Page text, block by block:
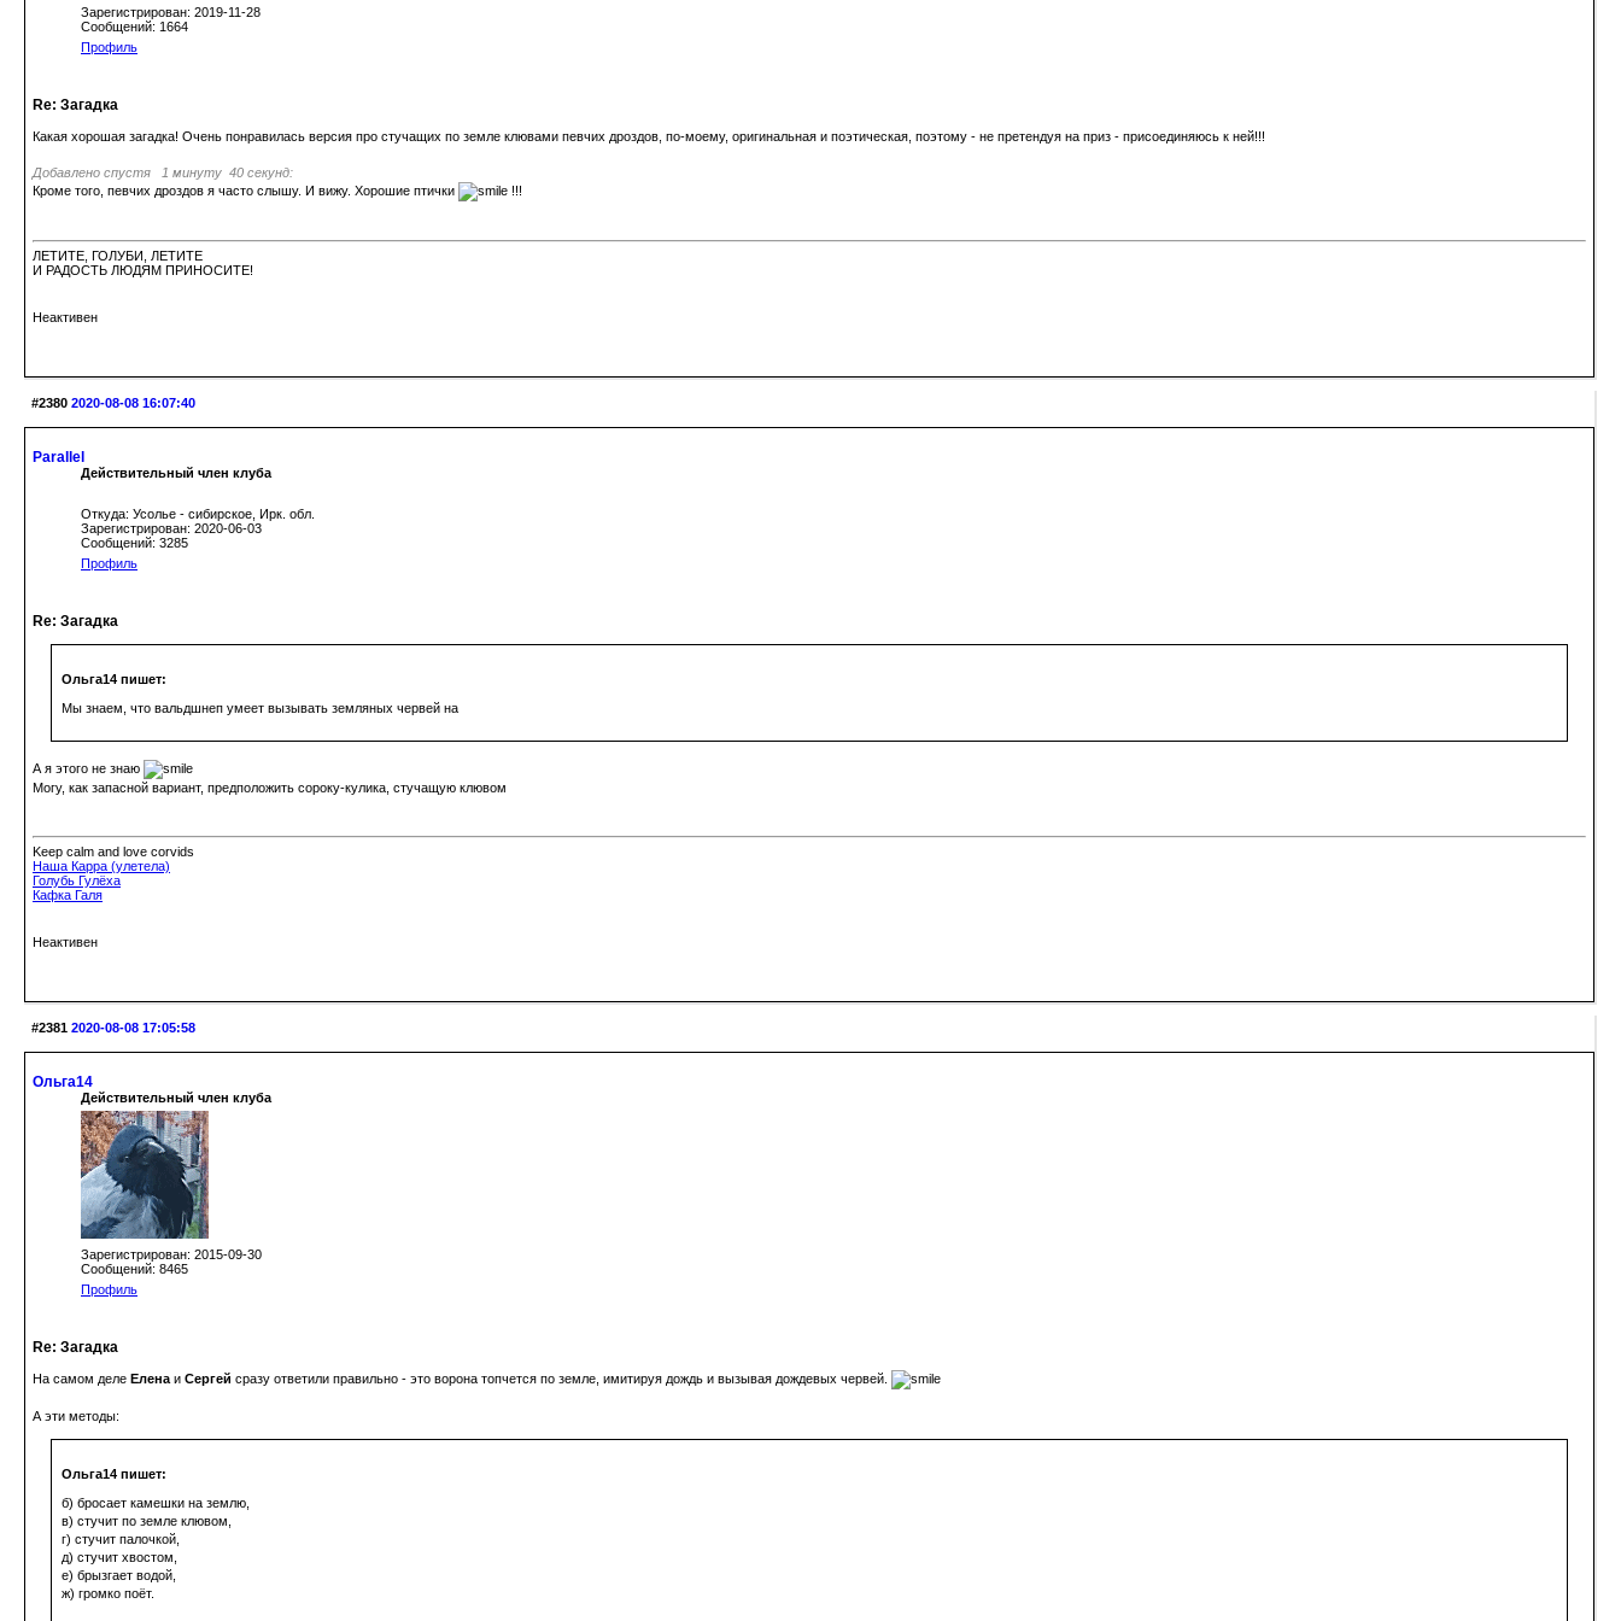
Зарегистрирован: 2019-11-28
Сообщений: 1664
Профиль
Re: Загадка
Какая хорошая загадка! Очень понравилась версия про стучащих по земле клювами певчих дроздов, по-моему, оригинальная и поэтическая, поэтому - не претендуя на приз - присоединяюсь к ней!!!
Добавлено спустя 1 минуту 40 секунд:
Кроме того, певчих дроздов я часто слышу. И вижу. Хорошие птички
!!!
ЛЕТИТЕ, ГОЛУБИ, ЛЕТИТЕ
И РАДОСТЬ ЛЮДЯМ ПРИНОСИТЕ!
Неактивен
#2380 2020-08-08 16:07:40
Parallel
Действительный член клуба
Откуда: Усолье - сибирское, Ирк. обл.
Зарегистрирован: 2020-06-03
Сообщений: 3285
Профиль
Re: Загадка
Ольга14 пишет:
Мы знаем, что вальдшнеп умеет вызывать земляных червей на
А я этого не знаю
Могу, как запасной вариант, предположить сороку-кулика, стучащую клювом
Keep calm and love corvids
Наша Карра (улетела)
Голубь Гулёха
Кафка Галя
Неактивен
#2381 2020-08-08 17:05:58
Ольга14
Действительный член клуба
Зарегистрирован: 2015-09-30
Сообщений: 8465
Профиль
Re: Загадка
На самом деле Елена и Сергей сразу ответили правильно - это ворона топчется по земле, имитируя дождь и вызывая дождевых червей.
А эти методы:
Ольга14 пишет:
б) бросает камешки на землю,
в) стучит по земле клювом,
г) стучит палочкой,
д) стучит хвостом,
е) брызгает водой,
ж) громко поёт.